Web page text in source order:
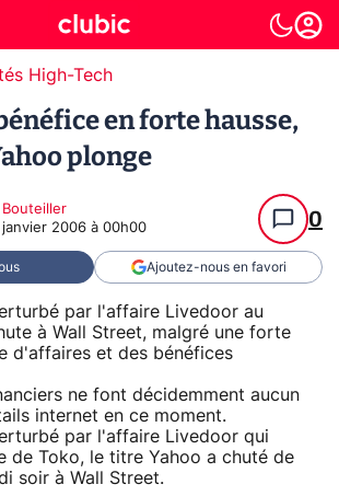
High-Tech
en forte hausse,
plonge
janvier 2006 à 00h00 0
Ajoutez-nous en favori
par l'affaire Livedoor au
à Wall Street, malgré une forte
d'affaires et des bénéfices
ne font décidemment aucun
internet en ce moment.
par l'affaire Livedoor qui
de Toko, le titre Yahoo a chuté de
soir à Wall Street.